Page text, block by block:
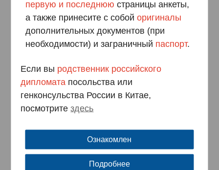
Бассейн реки Хуанхэ и 18 000 километров
извилистой береговой линии
первую и последнюю страницы анкеты,
а также принесите с собойоригиналы
дополнительных документов (при
необходимости) и заграничный паспорт.
Если вы родственник российского
дипломата посольства или
генконсульства России в Китае,
посмотритездесь
Ознакомлен
Подробнее